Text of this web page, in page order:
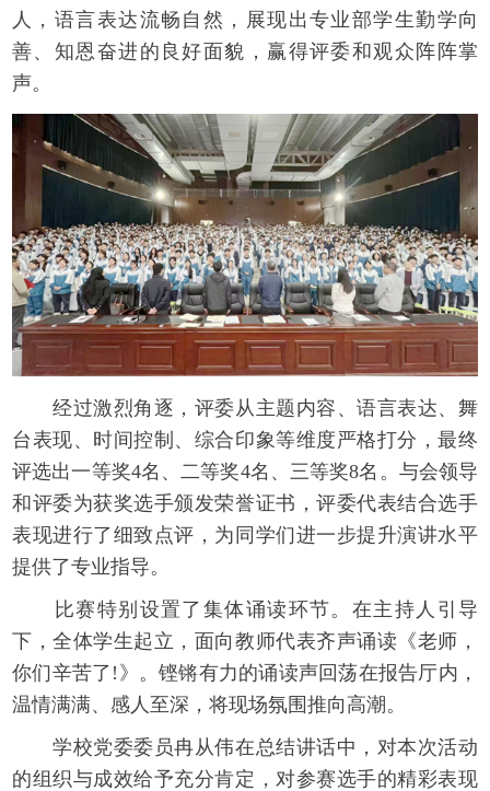
人，语言表达流畅自然，展现出专业部学生勤学向
善、知恩奋进的良好面貌，赢得评委和观众阵阵掌
声。
经过激烈角逐，评委从主题内容、语言表达、舞
台表现、时间控制、综合印象等维度严格打分，最终
评选出一等奖4名、二等奖4名、三等奖8名。与会领导
和评委为获奖选手颁发荣誉证书，评委代表结合选手
表现进行了细致点评，为同学们进一步提升演讲水平
提供了专业指导。
比赛特别设置了集体诵读环节。在主持人引导
下，全体学生起立，面向教师代表齐声诵读《老师，
你们辛苦了!》。铿锵有力的诵读声回荡在报告厅内，
温情满满、感人至深，将现场氛围推向高潮。
学校党委委员冉从伟在总结讲话中，对本次活动
的组织与成效给予充分肯定，对参赛选手的精彩表现